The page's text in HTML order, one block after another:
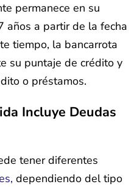
permanece en su
años a partir de la fecha
tiempo, la bancarrota
su puntaje de crédito y
o préstamos.
Incluye Deudas
tener diferentes
dependiendo del tipo